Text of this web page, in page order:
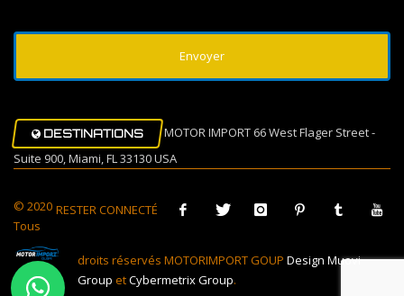
DESTINATIONS
MOTOR IMPORT 66 West Flager Street -
Suite 900, Miami, FL 33130 USA
RESTER CONNECTÉ
© 2020
Tous
droits réservés MOTORIMPORT GOUP Design Muovi
Group etCybermetrix Group.